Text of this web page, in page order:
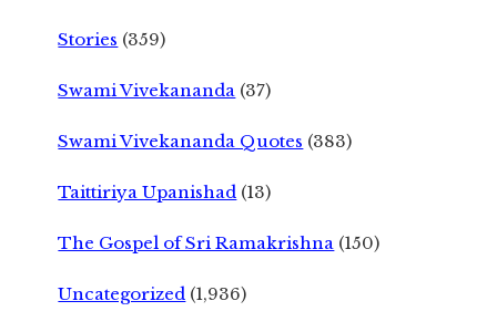
Stories (359)
Swami Vivekananda (37)
Swami Vivekananda Quotes (383)
Taittiriya Upanishad (13)
The Gospel of Sri Ramakrishna (150)
Uncategorized (1,936)